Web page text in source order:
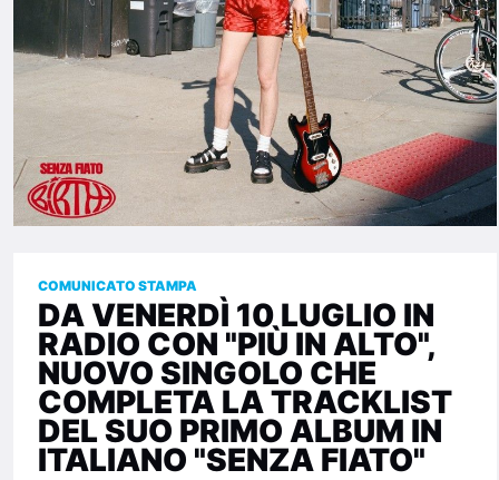
COMUNICATO STAMPA
DA VENERDÌ 10 LUGLIO IN
RADIO CON "PIÙ IN ALTO",
NUOVO SINGOLO CHE
COMPLETA LA TRACKLIST
DEL SUO PRIMO ALBUM IN
ITALIANO "SENZA FIATO"